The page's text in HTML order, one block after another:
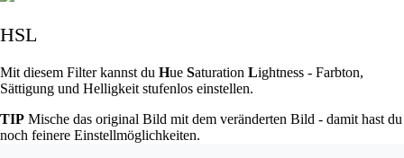
HSL
Mit diesem Filter kannst du Hue Saturation Lightness - Farbton,
Sättigung und Helligkeit stufenlos einstellen.
TIP Mische das original Bild mit dem veränderten Bild - damit hast du
noch feinere Einstellmöglichkeiten.